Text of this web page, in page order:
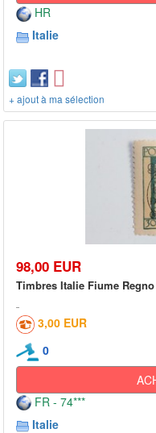
HR
Italie
+ ajout à ma sélection
98,00 EUR
Timbres Italie Fiume
3,00 EUR
0
FR - 74***
Italie